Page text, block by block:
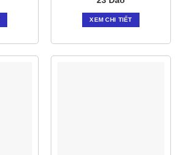
XEM CHI TIẾT